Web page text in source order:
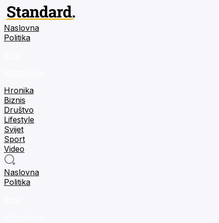
Naslovna
Politika
Hronika
Biznis
Društvo
Lifestyle
Svijet
Sport
Video
Naslovna
Politika